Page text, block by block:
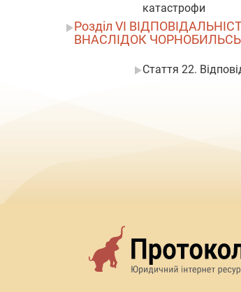
катастрофи
Розділ VI
ВНАСЛІДОК
Стаття 22.